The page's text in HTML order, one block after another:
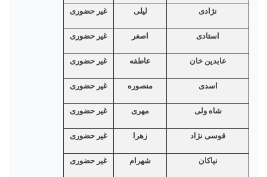
نژادی لیلی غیر حضوری
استادی اصغر غیر حضوری
عابدين خان عاطفه غیر حضوری
اسدی منصوره غیر حضوری
شاه ولی مهری غیر حضوری
قوسی نژاد زهرا غیر حضوری
نیاکان شهرام غیر حضوری